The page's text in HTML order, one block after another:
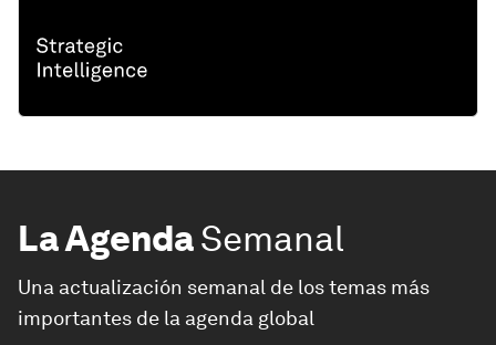
La AgendaSemanal
Una actualización semanal de los temas más
importantes de la agenda global